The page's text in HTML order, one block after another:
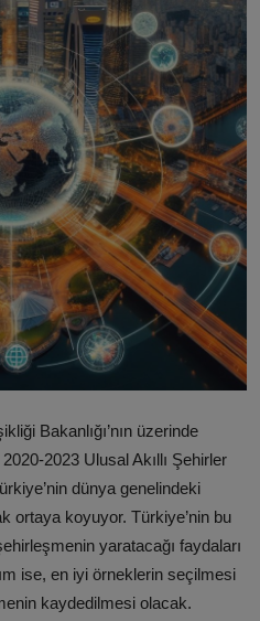
Bakanlığı’nın üzerinde
2020-2023 Ulusal Akıllı Şehirler
dünya genelindeki
ortaya koyuyor. Türkiye’nin bu
yaratacağı faydaları
ise, en iyi örneklerin seçilmesi
kaydedilmesi olacak.